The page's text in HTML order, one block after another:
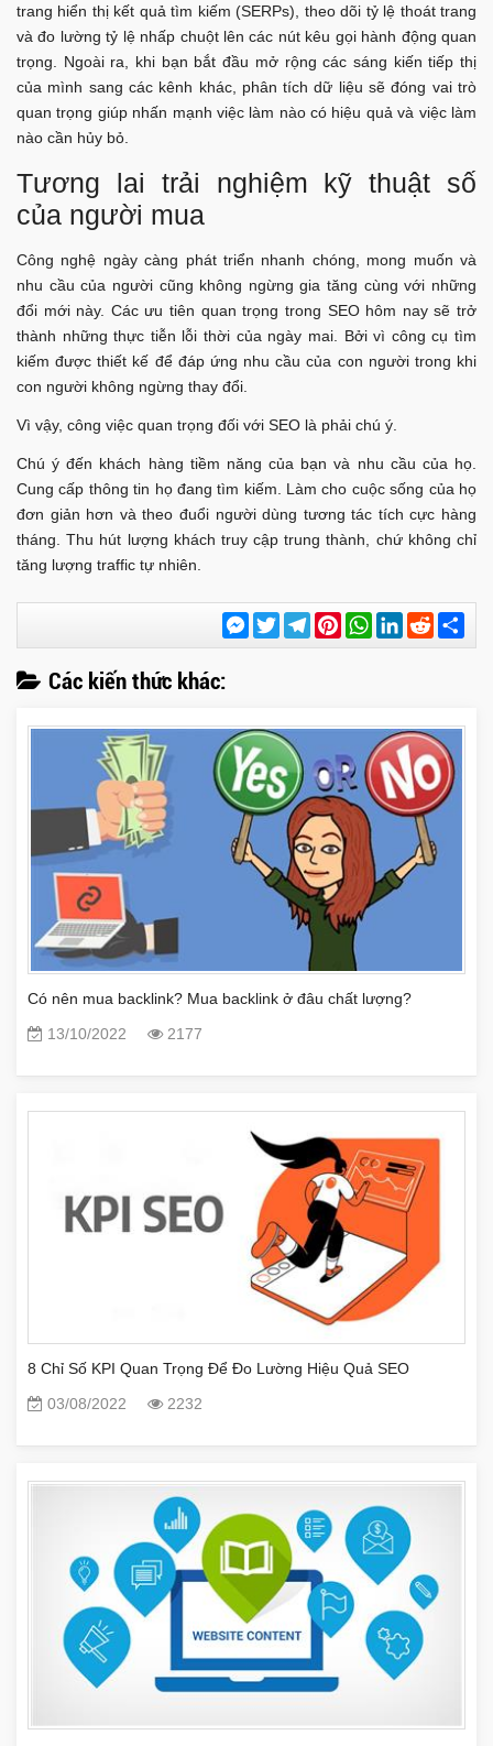
trang hiển thị kết quả tìm kiếm (SERPs), theo dõi tỷ lệ thoát trang
và đo lường tỷ lệ nhấp chuột lên các nút kêu gọi hành động quan
trọng. Ngoài ra, khi bạn bắt đầu mở rộng các sáng kiến tiếp thị
của mình sang các kênh khác, phân tích dữ liệu sẽ đóng vai trò
quan trọng giúp nhấn mạnh việc làm nào có hiệu quả và việc làm
nào cần hủy bỏ.
Tương lai trải nghiệm kỹ thuật số
của người mua
Công nghệ ngày càng phát triển nhanh chóng, mong muốn và
nhu cầu của người cũng không ngừng gia tăng cùng với những
đổi mới này. Các ưu tiên quan trọng trong SEO hôm nay sẽ trở
thành những thực tiễn lỗi thời của ngày mai. Bởi vì công cụ tìm
kiếm được thiết kế để đáp ứng nhu cầu của con người trong khi
con người không ngừng thay đổi.
Vì vậy, công việc quan trọng đối với SEO là phải chú ý.
Chú ý đến khách hàng tiềm năng của bạn và nhu cầu của họ.
Cung cấp thông tin họ đang tìm kiếm. Làm cho cuộc sống của họ
đơn giản hơn và theo đuổi người dùng tương tác tích cực hàng
tháng. Thu hút lượng khách truy cập trung thành, chứ không chỉ
tăng lượng traffic tự nhiên.
Messenger
TwitterTelegramPinterestWhatsApp
LinkedIn
Reddit
Các kiến thức khác:
Có nên mua backlink? Mua backlink ở đâu chất lượng?
13/10/2022
2177
8 Chỉ Số KPI Quan Trọng Để Đo Lường Hiệu Quả SEO
03/08/2022
2232